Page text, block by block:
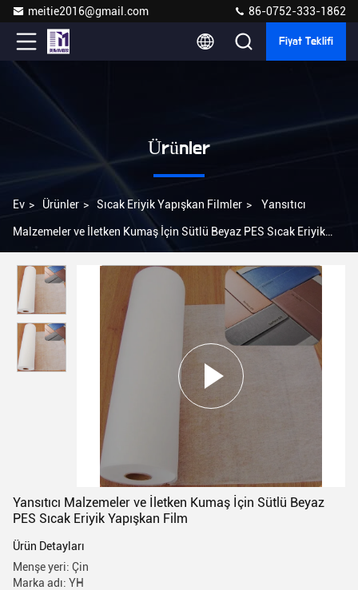
meitie2016@gmail.com 86-0752-333-1862
Fiyat Teklifi
Ürünler
Ev > Ürünler > Sıcak Eriyik Yapışkan Filmler > Yansıtıcı
Malzemeler ve İletken Kumaş İçin Sütlü Beyaz PES Sıcak Eriyik
Yansıtıcı Malzemeler ve İletken Kumaş İçin Sütlü Beyaz
PES Sıcak Eriyik Yapışkan Film
Ürün Detayları
Menşe yeri: Çin
Marka adı: YH